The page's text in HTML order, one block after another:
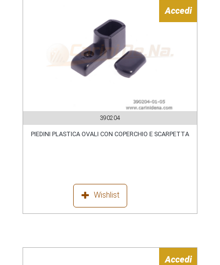
Accedi
390204
PIEDINI PLASTICA OVALI CON COPERCHIO E SCARPETTA
Wishlist
Accedi